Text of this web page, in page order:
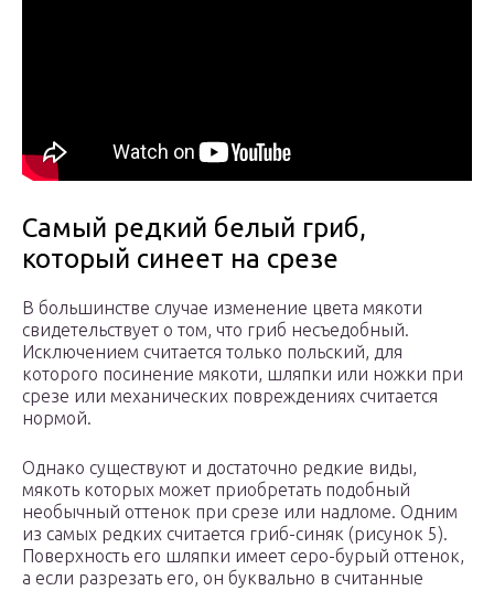
Самый редкий белый гриб,
который синеет на срезе
В большинстве случае изменение цвета мякоти
свидетельствует о том, что гриб несъедобный.
Исключением считается только польский, для
которого посинение мякоти, шляпки или ножки при
срезе или механических повреждениях считается
нормой.
Однако существуют и достаточно редкие виды,
мякоть которых может приобретать подобный
необычный оттенок при срезе или надломе. Одним
из самых редких считается гриб-синяк (рисунок 5).
Поверхность его шляпки имеет серо-бурый оттенок,
а если разрезать его, он буквально в считанные